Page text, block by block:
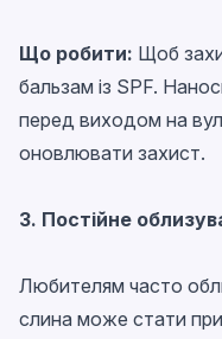
Що робити: Щоб
бальзам із SPF.
перед виходом на
оновлювати захист.
3. Постійне
Любителям часто
слина може стати